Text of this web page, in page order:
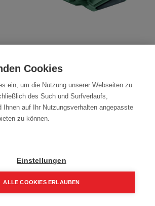
In den Einkaufskorb
Cookies
ein, um die Nutzung unserer Webseiten zu
des Such und Surfverlaufs,
Ihnen auf Ihr Nutzungsverhalten angepasste
zu können.
Einstellungen
ALLE COOKIES ERLAUBEN